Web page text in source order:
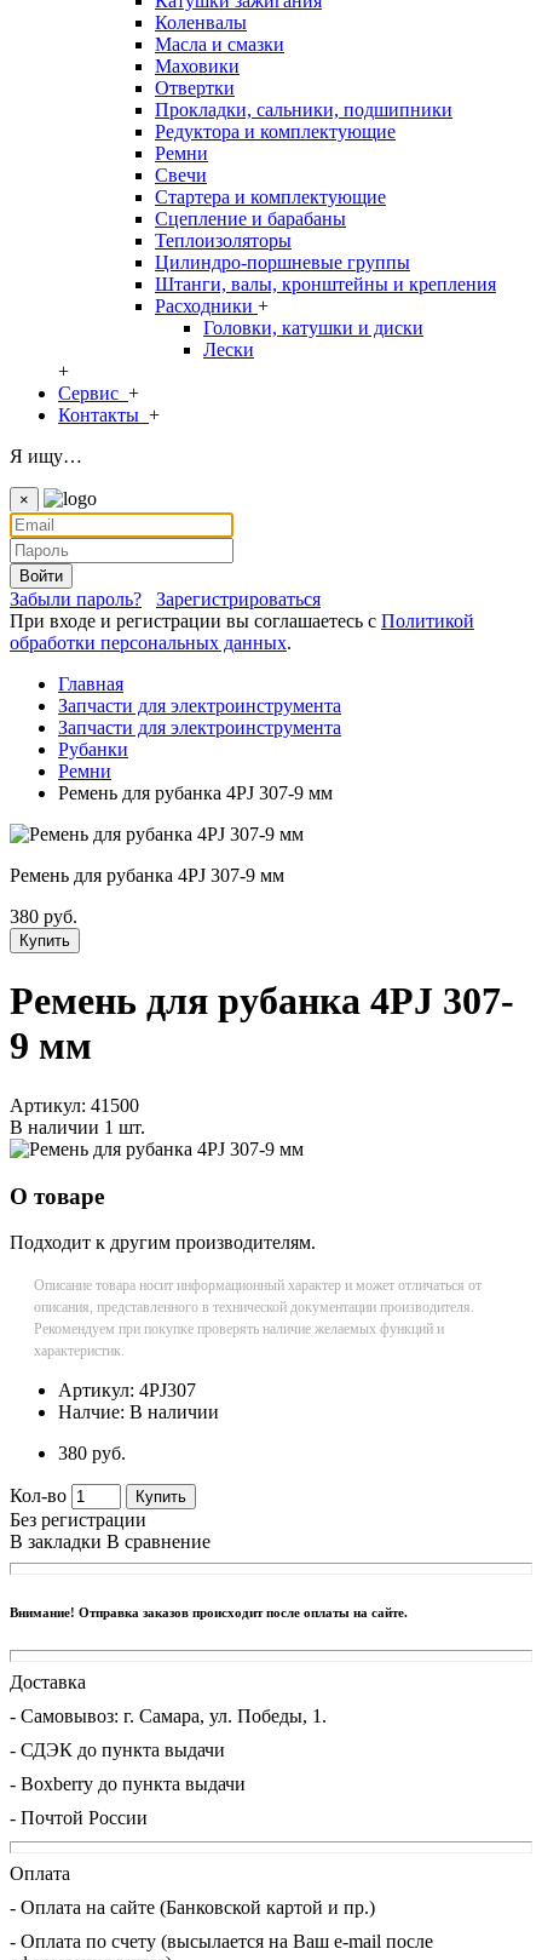
Коленвалы
Масла и смазки
Маховики
Отвертки
Прокладки, сальники, подшипники
Редуктора и комплектующие
Ремни
Свечи
Стартера и комплектующие
Сцепление и барабаны
Теплоизоляторы
Цилиндро-поршневые группы
Штанги, валы, кронштейны и крепления
Расходники +
Головки, катушки и диски
Лески
+
Сервис +
Контакты +
Я ищу…
×
Войти
Забыли пароль?
Зарегистрироваться
При входе и регистрации вы соглашаетесь с Политикой
обработки персональных данных.
Главная
Запчасти для электроинструмента
Запчасти для электроинструмента
Рубанки
Ремни
Ремень для рубанка 4PJ 307-9 мм
Ремень для рубанка 4PJ 307-9 мм
380 руб.
Купить
Ремень для рубанка 4PJ 307-
9 мм
Артикул: 41500
В наличии 1 шт.
О товаре
Подходит к другим производителям.
Описание товара носит информационный характер и может отличаться от
описания, представленного в технической документации производителя.
Рекомендуем при покупке проверять наличие желаемых функций и
характеристик.
Артикул: 4PJ307
Налчие: В наличии
380 руб.
Кол-во Купить
Без регистрации
В закладки В сравнение
Внимание! Отправка заказов происходит после оплаты на сайте.
Доставка
- Cамовывоз: г. Самара, ул. Победы, 1.
- СДЭК до пункта выдачи
- Boxberry до пункта выдачи
- Почтой России
Оплата
- Оплата на сайте (Банковской картой и пр.)
- Оплата по счету (высылается на Ваш e-mail после